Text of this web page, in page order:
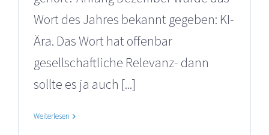
Wort des Jahres bekannt gegeben: KI-
Ära. Das Wort hat offenbar
gesellschaftliche Relevanz- dann
sollte es ja auch [...]
Weiterlesen